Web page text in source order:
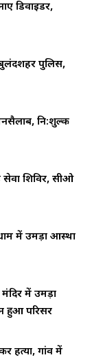
डिवाइडर,
पुलिस,
नि:शुल्क
शिविर, सीओ
में उमड़ा आस्था
मंदिर में उमड़ा
हुआ परिसर
हत्या, गांव में